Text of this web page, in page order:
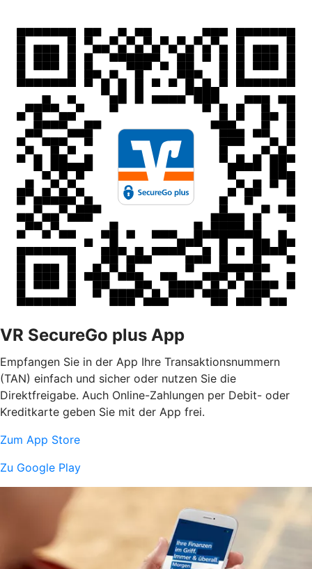
VR SecureGo plus App
Empfangen Sie in der App Ihre Transaktionsnummern
(TAN) einfach und sicher oder nutzen Sie die
Direktfreigabe. Auch Online-Zahlungen per Debit- oder
Kreditkarte geben Sie mit der App frei.
Zum App Store
Zu Google Play